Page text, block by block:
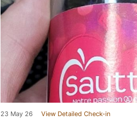
23 May 26 View Detailed Check-in